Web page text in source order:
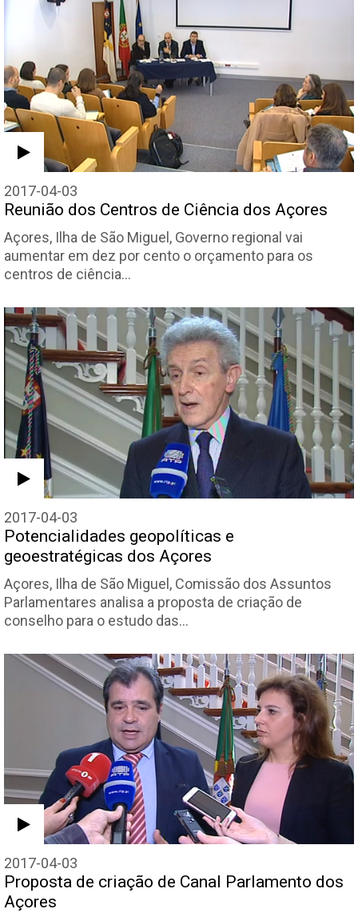
2017-04-03
Reunião dos Centros de Ciência dos Açores
Açores, Ilha de São Miguel, Governo regional vai
aumentar em dez por cento o orçamento para os
centros de ciência…
2017-04-03
Potencialidades geopolíticas e
geoestratégicas dos Açores
Açores, Ilha de São Miguel, Comissão dos Assuntos
Parlamentares analisa a proposta de criação de
conselho para o estudo das…
2017-04-03
Proposta de criação de Canal Parlamento dos
Açores